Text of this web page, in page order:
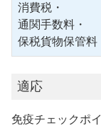
消費税・
通関手数料・
保税貨物保管料
適応
免疫チェックポ